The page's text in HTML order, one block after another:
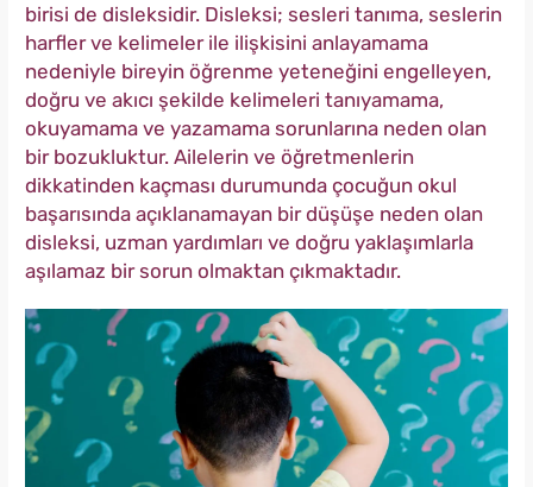
birisi de disleksidir. Disleksi; sesleri tanıma, seslerin
harfler ve kelimeler ile ilişkisini anlayamama
nedeniyle bireyin öğrenme yeteneğini engelleyen,
doğru ve akıcı şekilde kelimeleri tanıyamama,
okuyamama ve yazamama sorunlarına neden olan
bir bozukluktur. Ailelerin ve öğretmenlerin
dikkatinden kaçması durumunda çocuğun okul
başarısında açıklanamayan bir düşüşe neden olan
disleksi, uzman yardımları ve doğru yaklaşımlarla
aşılamaz bir sorun olmaktan çıkmaktadır.